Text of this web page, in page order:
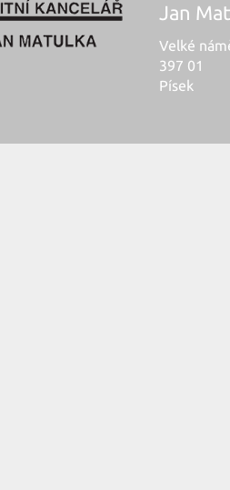
Jan
Velké
397 01
Písek